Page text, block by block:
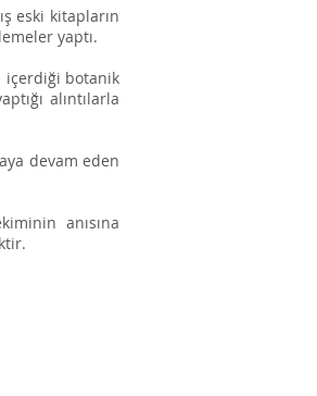
eski kitapların
yaptı.
içerdiği botanik
alıntılarla
devam eden
anısına